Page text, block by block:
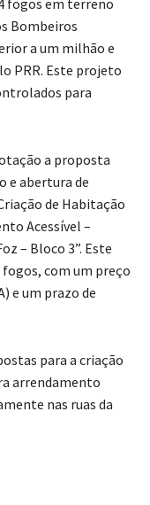
Bombeiros
a um milhão e
PRR. Este projeto
para
a proposta
e abertura de
de Habitação
Acessível –
– Bloco 3”. Este
com um preço
e um prazo de
para a criação
arrendamento
nas ruas da